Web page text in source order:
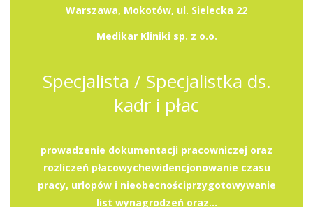
Warszawa, Mokotów, ul. Sielecka 22
Medikar Kliniki sp. z o.o.
Specjalista / Specjalistka ds.
kadr i płac
prowadzenie dokumentacji pracowniczej oraz
rozliczeń płacowychewidencjonowanie czasu
pracy, urlopów i nieobecnościprzygotowywanie
list wynagrodzeń oraz...